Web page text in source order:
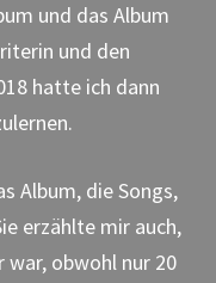
und das Album
und den
hatte ich dann
Album, die Songs,
erzählte mir auch,
obwohl nur 20